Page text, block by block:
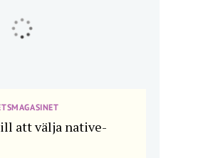
att välja native-